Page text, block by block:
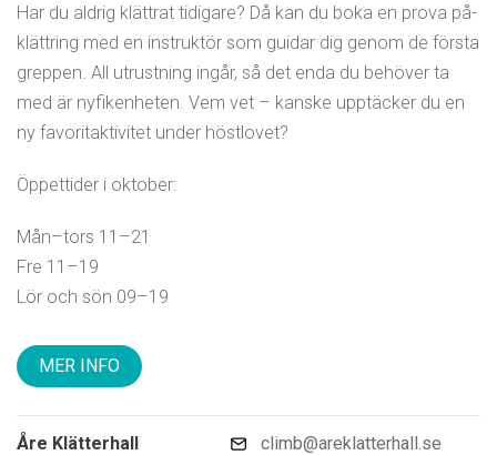
Har du aldrig klättrat tidigare? Då kan du boka en prova på-
klättring med en instruktör som guidar dig genom de första
greppen. All utrustning ingår, så det enda du behöver ta
med är nyfikenheten. Vem vet – kanske upptäcker du en
ny favoritaktivitet under höstlovet?
Öppettider i oktober:
Mån–tors 11–21
Fre 11–19
Lör och sön 09–19
MER INFO
Åre Klätterhall
climb@areklatterhall.se